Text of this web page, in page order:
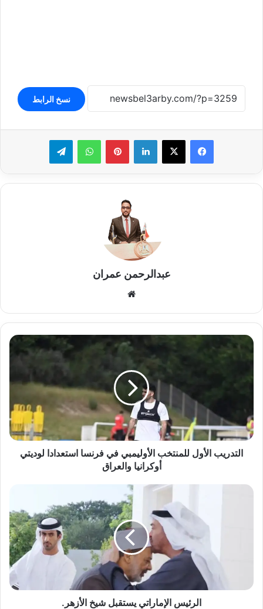
نسخ الرابط
لينكدإن بينتيريستواتساب تيلقرام
عبدالرحمن عمران
التدريب
الأول
الأوليمبي
استعدادا
لوديتي
أوكرانيا
والعراق
التدريب الأول للمنتخب الأوليمبي في فرنسا استعدادا لوديتي
أوكرانيا والعراق
الرئيس
الرئيس الإماراتي يستقبل ‎شيخ الأزهر.